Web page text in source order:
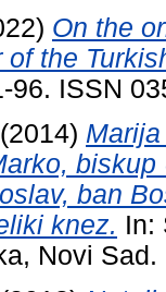
On the
the
96. ISSN
(2014)
ban
knez. In:
Novi